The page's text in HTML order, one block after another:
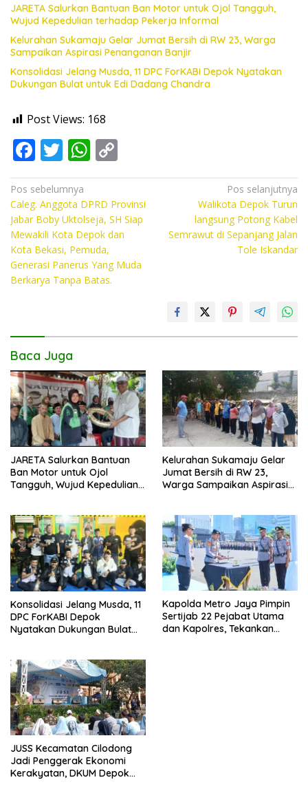
JARETA Salurkan Bantuan Ban Motor untuk Ojol Tangguh,
Wujud Kepedulian terhadap Pekerja Informal
Kelurahan Sukamaju Gelar Jumat Bersih di RW 23, Warga
Sampaikan Aspirasi Penanganan Banjir
Konsolidasi Jelang Musda, 11 DPC ForKABI Depok Nyatakan
Dukungan Bulat untuk Edi Dadang Chandra
Post Views: 168
F
ac
e
b
o
o
k
T
w
itt
er
W
h
at
s
A
p
p
o
y
Li
n
Navigasi
pos
Pos sebelumnya
Caleg. Anggota DPRD Provinsi
Jabar Boby Uktolseja, SH Siap
Mewakili Kota Depok dan
Kota Bekasi, Pemuda,
Generasi Panerus Yang Muda
Berkarya Tanpa Batas.
Pos selanjutnya
Walikota Depok Turun
langsung Potong Kabel
Semrawut di Sepanjang Jalan
Tole Iskandar
Baca Juga
JARETA Salurkan Bantuan
Ban Motor untuk Ojol
Tangguh, Wujud Kepedulian
Kelurahan Sukamaju Gelar
Jumat Bersih di RW 23,
Warga Sampaikan Aspirasi
Konsolidasi Jelang Musda, 11
DPC ForKABI Depok
Nyatakan Dukungan Bulat
Kapolda Metro Jaya Pimpin
Sertijab 22 Pejabat Utama
dan Kapolres, Tekankan
JUSS Kecamatan Cilodong
Jadi Penggerak Ekonomi
Kerakyatan, DKUM Depok